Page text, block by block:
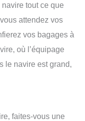
tout ce que
attendez vos
vos bagages à
où l’équipage
le navire est grand,
faites-vous une